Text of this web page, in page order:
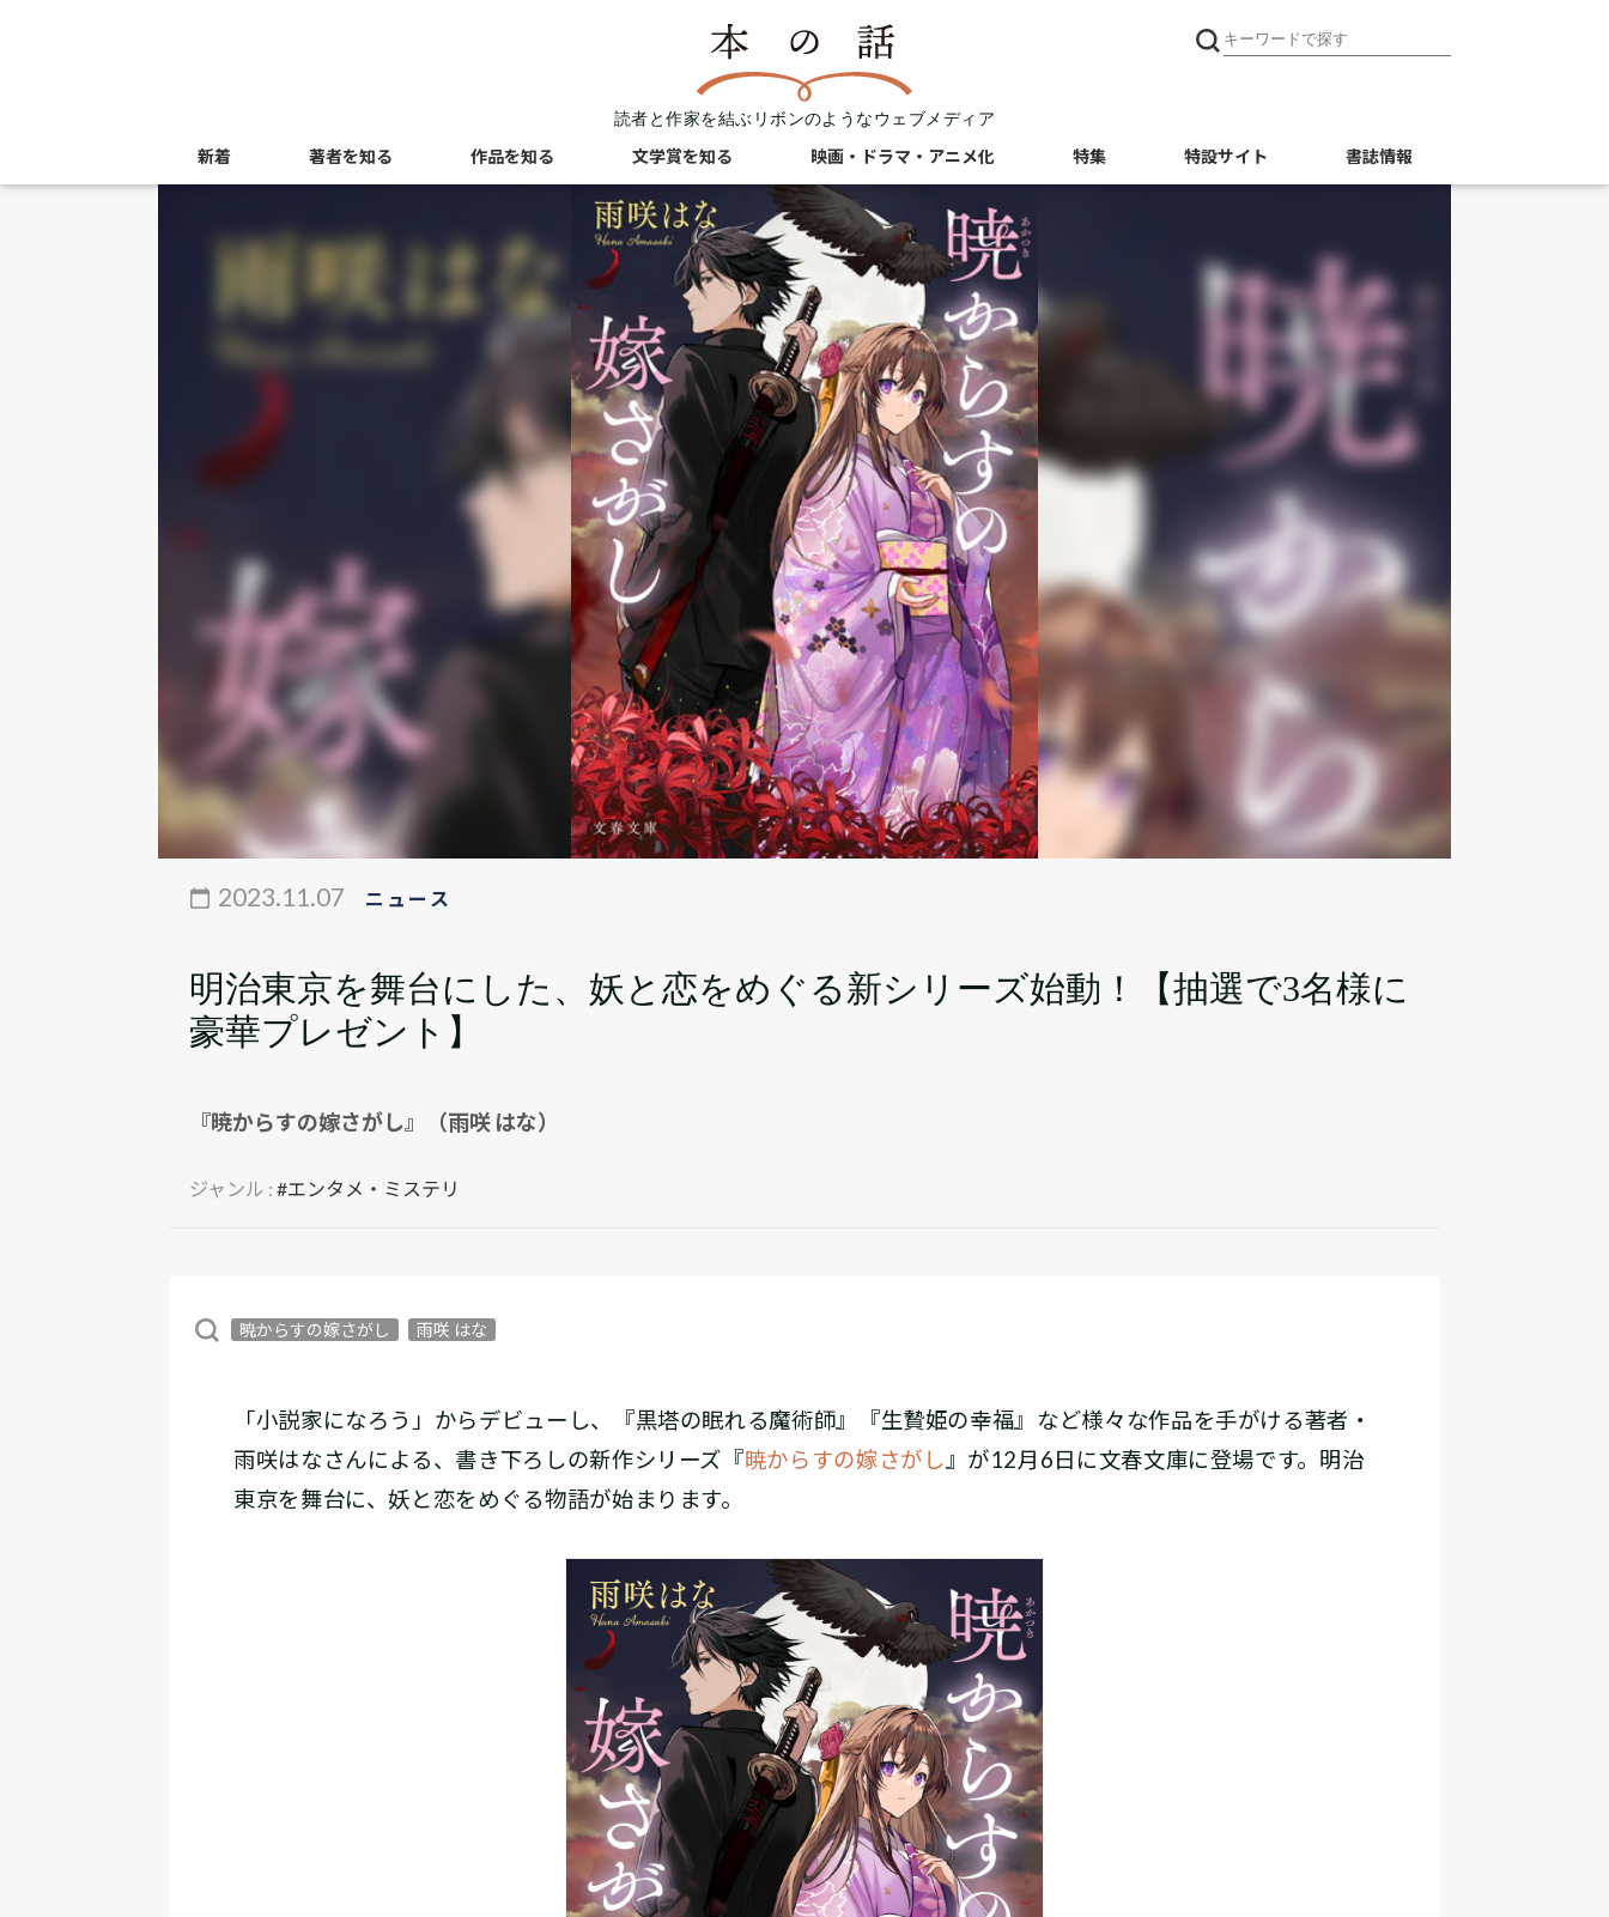
読者と作家を結ぶリボンのようなウェブメディア
新着 著者を知る 作品を知る 文学賞を知る 映画・ドラマ・アニメ化 特集 特設サイト 書誌情報
2023.11.07 ニュース
明治東京を舞台にした、妖と恋をめぐる新シリーズ始動！【抽選で3名様に
豪華プレゼント】
『暁からすの嫁さがし』（雨咲 はな）
ジャンル : #エンタメ・ミステリ
暁からすの嫁さがし 雨咲 はな
「小説家になろう」からデビューし、『黒塔の眠れる魔術師』『生贄姫の幸福』など様々な作品を手がける著者・
雨咲はなさんによる、書き下ろしの新作シリーズ『暁からすの嫁さがし 』が12月6日に文春文庫に登場です。明治
東京を舞台に、妖と恋をめぐる物語が始まります。